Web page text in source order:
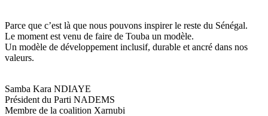
Parce que c’est là que nous pouvons inspirer le reste du Sénégal.
Le moment est venu de faire de Touba un modèle.
Un modèle de développement inclusif, durable et ancré dans nos
valeurs.
Samba Kara NDIAYE
Président du Parti NADEMS
Membre de la coalition Xarnubi